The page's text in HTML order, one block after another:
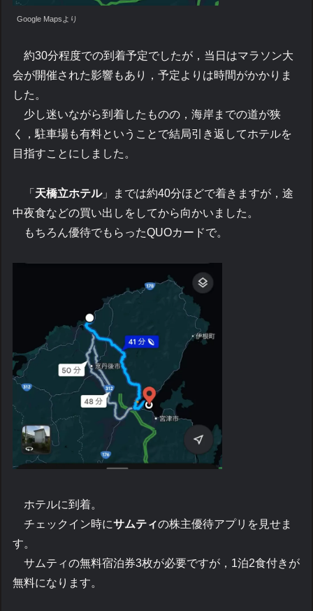
Google Mapsより
約30分程度での到着予定でしたが，当日はマラソン大
会が開催された影響もあり，予定よりは時間がかかりま
した。
少し迷いながら到着したものの，海岸までの道が狭
く，駐車場も有料ということで結局引き返してホテルを
目指すことにしました。
「 天橋立ホテル」までは約40分ほどで着きますが，途
中夜食などの買い出しをしてから向かいました。
もちろん優待でもらったQUOカードで。
ホテルに到着。
チェックイン時にサムティの株主優待アプリを見せま
す。
サムティの無料宿泊券3枚が必要ですが，1泊2食付きが
無料になります。